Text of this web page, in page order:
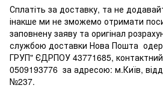
Сплатіть за доставку, та не
інакше ми не зможемо отримати
заповнену заяву та оригінал
службою доставки Нова Пошта
ГРУП" ЄДРПОУ 43771685,
0509193776 за адресою: м.Київ,
№237.